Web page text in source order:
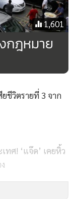
คลื่อนไหวสองคนได้
วุ่นวายในสังคม”
ด้เปิดเผยว่า นัก
หาพยายามปลุก
ายและครอบครัว
หมายอย่างร้าย
ดกฎหมายบทใด
จีนระบุว่า ลูกชาย
หมายเฟิงรุ่ยซึ่งอยู่
ลายครั้ง ถูกริบ
1,601
กฎหมาย
ชีวิตรายที่ 3 จาก
ทศ! ‘แจ๊ด’ เคยหิ้ว